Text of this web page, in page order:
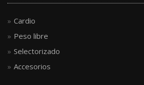
Cardio
Peso libre
Selectorizado
Accesorios